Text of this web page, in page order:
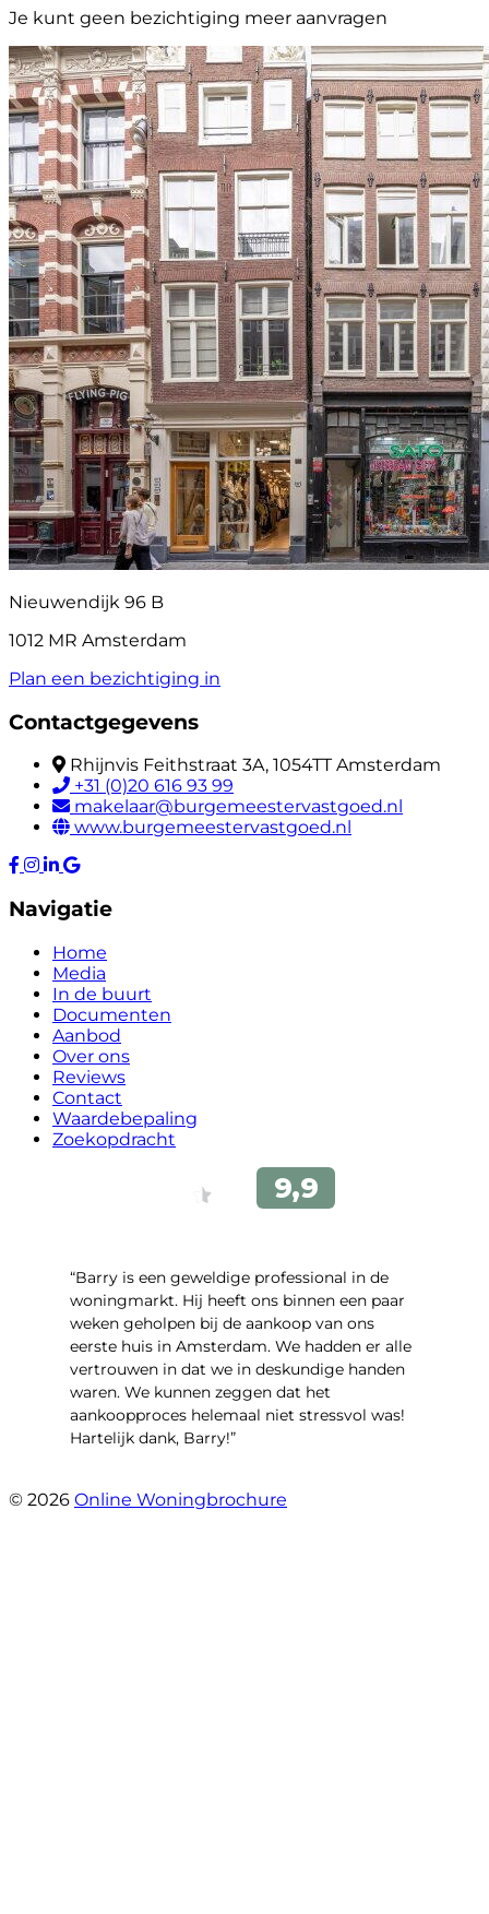
Je kunt geen bezichtiging meer aanvragen
Nieuwendijk 96 B
1012 MR Amsterdam
Plan een bezichtiging in
Contactgegevens
Rhijnvis Feithstraat 3A, 1054TT Amsterdam
+31 (0)20 616 93 99
makelaar@burgemeestervastgoed.nl
www.burgemeestervastgoed.nl
Navigatie
Home
Media
In de buurt
Documenten
Aanbod
Over ons
Reviews
Contact
Waardebepaling
Zoekopdracht
“Barry is een geweldige professional in de
woningmarkt. Hij heeft ons binnen een paar
weken geholpen bij de aankoop van ons
eerste huis in Amsterdam. We hadden er alle
vertrouwen in dat we in deskundige handen
waren. We kunnen zeggen dat het
aankoopproces helemaal niet stressvol was!
Hartelijk dank, Barry!”
© 2026 Online Woningbrochure